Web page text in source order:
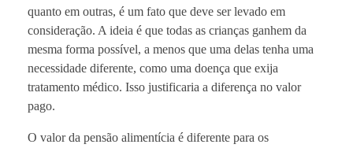
quanto em outras, é um fato que deve ser levado em
consideração. A ideia é que todas as crianças ganhem da
mesma forma possível, a menos que uma delas tenha uma
necessidade diferente, como uma doença que exija
tratamento médico. Isso justificaria a diferença no valor
pago.
O valor da pensão alimentícia é diferente para os